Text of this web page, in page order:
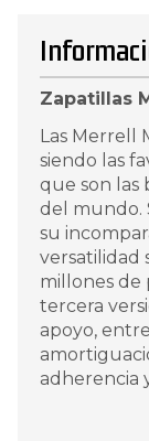
Zapatillas
Las Merrell
siendo las
que son las
del mundo.
su
versatilidad
millones de
tercera
apoyo,
adherencia